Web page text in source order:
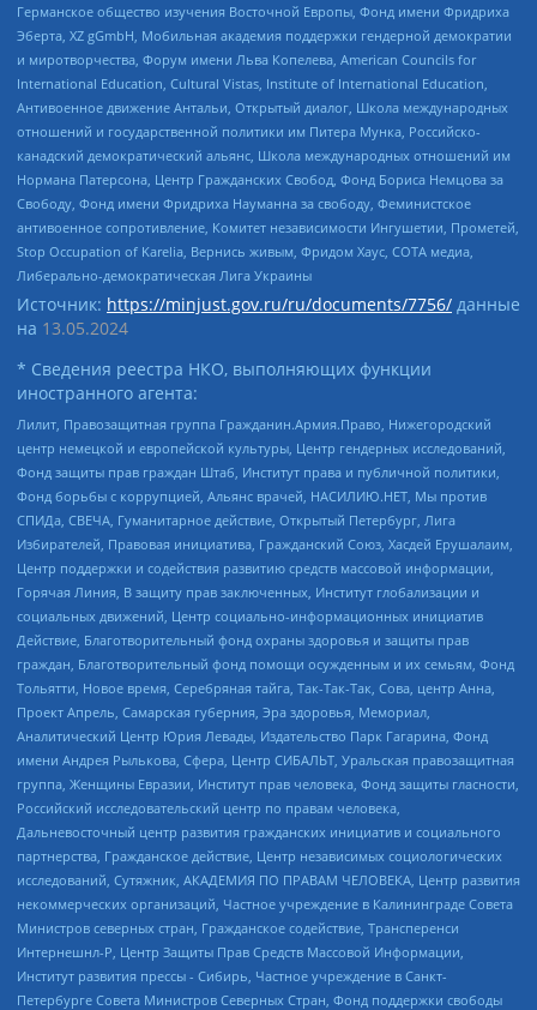
Германское общество изучения Восточной Европы, Фонд имени Фридриха
Эберта, XZ gGmbH, Мобильная академия поддержки гендерной демократии
и миротворчества, Форум имени Льва Копелева, American Councils for
International Education, Cultural Vistas, Institute of International Education,
Антивоенное движение Антальи, Открытый диалог, Школа международных
отношений и государственной политики им Питера Мунка, Российско-
канадский демократический альянс, Школа международных отношений им
Нормана Патерсона, Центр Гражданских Свобод, Фонд Бориса Немцова за
Свободу, Фонд имени Фридриха Науманна за свободу, Феминистское
антивоенное сопротивление, Комитет независимости Ингушетии, Прометей,
Stop Occupation of Karelia, Вернись живым, Фридом Хаус, СОТА медиа,
Либерально-демократическая Лига Украины
Источник: https://minjust.gov.ru/ru/documents/7756/ данные
на 13.05.2024
* Сведения реестра НКО, выполняющих функции
иностранного агента:
Лилит, Правозащитная группа Гражданин.Армия.Право, Нижегородский
центр немецкой и европейской культуры, Центр гендерных исследований,
Фонд защиты прав граждан Штаб, Институт права и публичной политики,
Фонд борьбы с коррупцией, Альянс врачей, НАСИЛИЮ.НЕТ, Мы против
СПИДа, СВЕЧА, Гуманитарное действие, Открытый Петербург, Лига
Избирателей, Правовая инициатива, Гражданский Союз, Хасдей Ерушалаим,
Центр поддержки и содействия развитию средств массовой информации,
Горячая Линия, В защиту прав заключенных, Институт глобализации и
социальных движений, Центр социально-информационных инициатив
Действие, Благотворительный фонд охраны здоровья и защиты прав
граждан, Благотворительный фонд помощи осужденным и их семьям, Фонд
Тольятти, Новое время, Серебряная тайга, Так-Так-Так, Сова, центр Анна,
Проект Апрель, Самарская губерния, Эра здоровья, Мемориал,
Аналитический Центр Юрия Левады, Издательство Парк Гагарина, Фонд
имени Андрея Рылькова, Сфера, Центр СИБАЛЬТ, Уральская правозащитная
группа, Женщины Евразии, Институт прав человека, Фонд защиты гласности,
Российский исследовательский центр по правам человека,
Дальневосточный центр развития гражданских инициатив и социального
партнерства, Гражданское действие, Центр независимых социологических
исследований, Сутяжник, АКАДЕМИЯ ПО ПРАВАМ ЧЕЛОВЕКА, Центр развития
некоммерческих организаций, Частное учреждение в Калининграде Совета
Министров северных стран, Гражданское содействие, Трансперенси
Интернешнл-Р, Центр Защиты Прав Средств Массовой Информации,
Институт развития прессы - Сибирь, Частное учреждение в Санкт-
Петербурге Совета Министров Северных Стран, Фонд поддержки свободы